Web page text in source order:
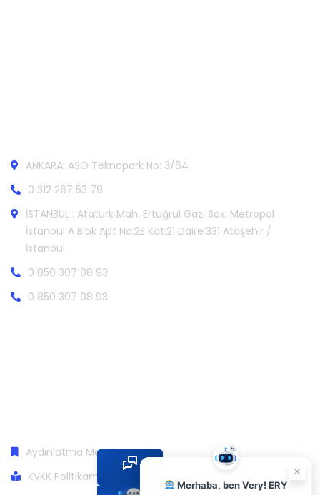
ANKARA: ASO Teknopark No: 3/64
0 312 267 53 79
İSTANBUL : Atatürk Mah. Ertuğrul Gazi Sok. Metropol
İstanbul A Blok Apt No:2E Kat:21 Daire:331 Ataşehir /
İstanbul
0 850 307 08 93
0 850 307 08 93
Aydınlatma Metni
KVKK Politikamız
Merhaba, ben Very! ERY